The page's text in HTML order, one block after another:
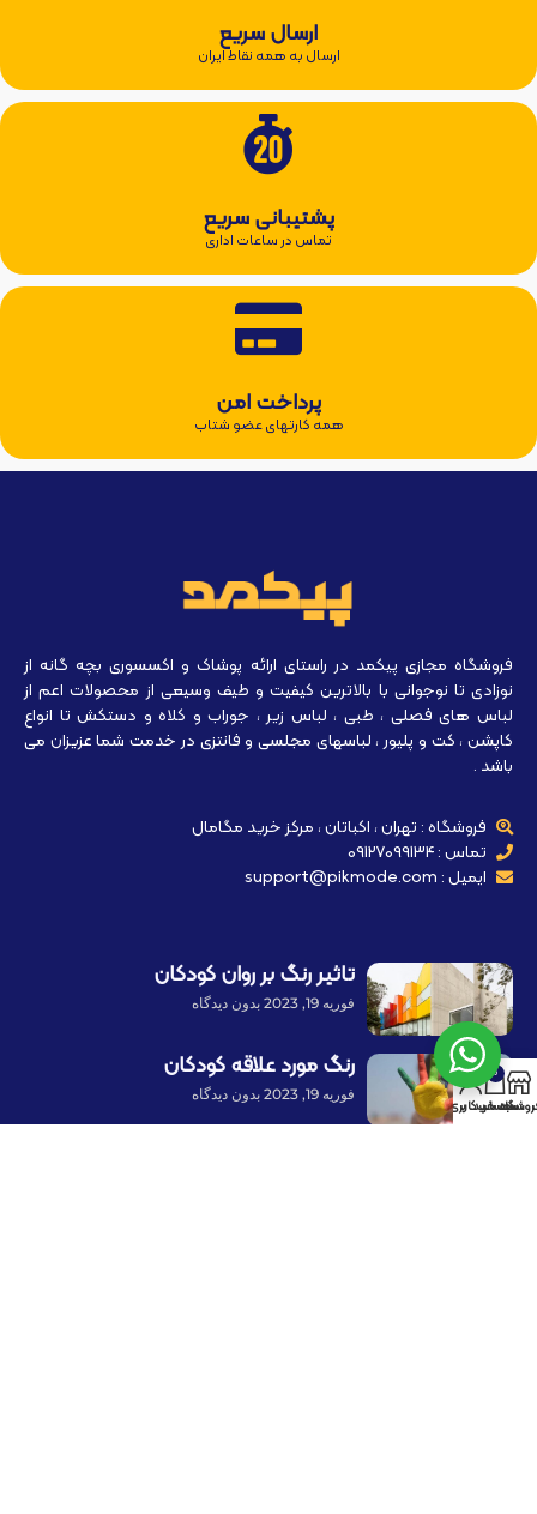
ارسال سریع
ارسال به همه نقاط ایران
پشتیبانی سریع
تماس در ساعات اداری
پرداخت امن
همه کارتهای عضو شتاب
فروشگاه مجازی پیکمد در راستای ارائه پوشاک و اکسسوری بچه گانه از
نوزادی تا نوجوانی با بالاترین کیفیت و طیف وسیعی از محصولات اعم از
لباس های فصلی ، طبی ، لباس زیر ، جوراب و کلاه و دستکش تا انواع
کاپشن ، کت و پلیور ، لباسهای مجلسی و فانتزی در خدمت شما عزیزان می
باشد .
فروشگاه : تهران ، اکباتان ، مرکز خرید مگامال
تماس : 09127099134
ایمیل : support@pikmode.com
تاثیر رنگ بر روان کودکان
فوریه 19, 2023 بدون دیدگاه
رنگ مورد علاقه کودکان
فوریه 19, 2023 بدون دیدگاه
0
سبد خرید
حساب کاربری من